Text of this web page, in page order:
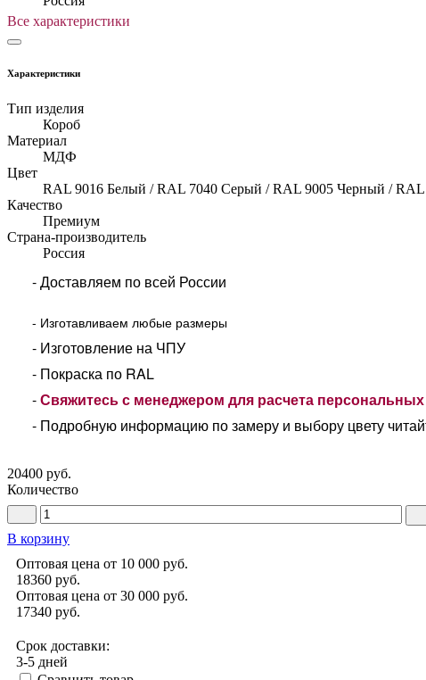
Все характеристики
Характеристики
Тип изделия
Короб
Материал
МДФ
Цвет
RAL 9016 Белый / RAL 7040 Серый / RAL 9005 Черный /
Качество
Премиум
Страна-производитель
Россия
- Доставляем по всей России
- Изготавливаем любые размеры
- Изготовление на ЧПУ
- Покраска по RAL
-Свяжитесь с менеджером для расчета
- Подробную информацию по замеру и выбору цвету
20400 руб.
Количество
В корзину
Оптовая цена от 10 000 руб.
18360 руб.
Оптовая цена от 30 000 руб.
17340 руб.
Срок доставки:
3-5 дней